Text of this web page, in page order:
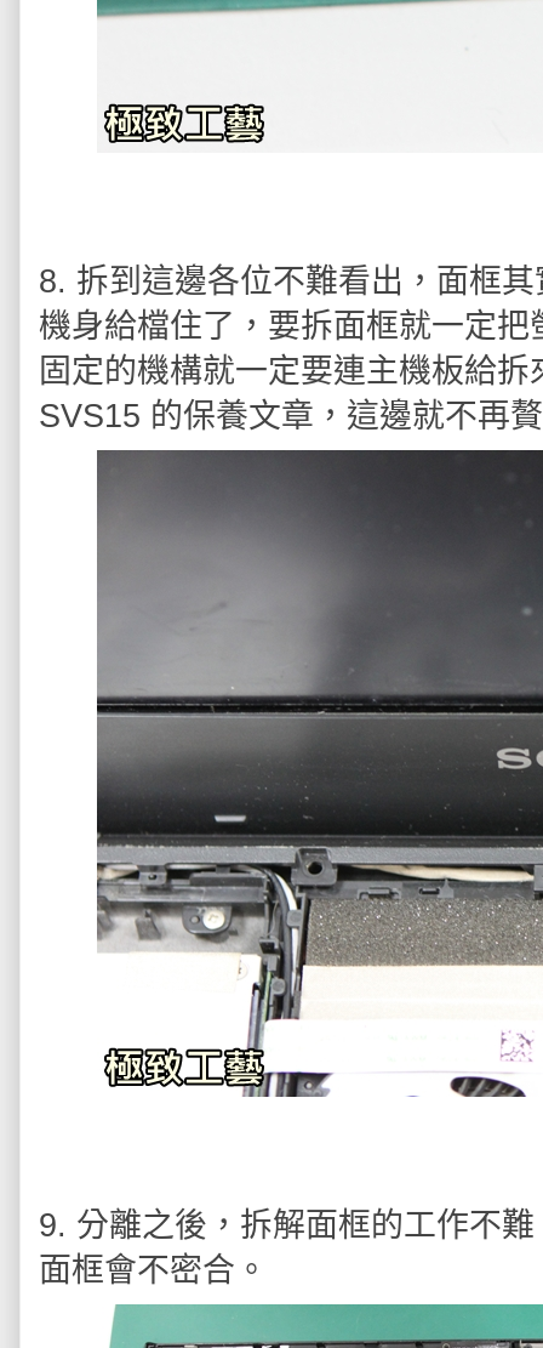
8. 拆到這邊各位不難看出，面框
機身給檔住了，要拆面框就一定
固定的機構就一定要連主機板給
SVS15 的保養文章，這邊就不再
9. 分離之後，拆解面框的工作不
面框會不密合。